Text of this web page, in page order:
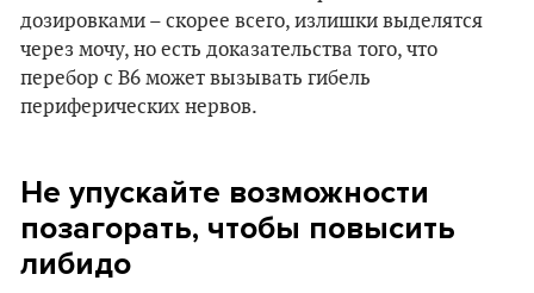
дозировками – скорее всего, излишки выделятся
через мочу, но есть доказательства того, что
перебор с B6 может вызывать гибель
периферических нервов.
Не упускайте возможности
позагорать, чтобы повысить
либидо